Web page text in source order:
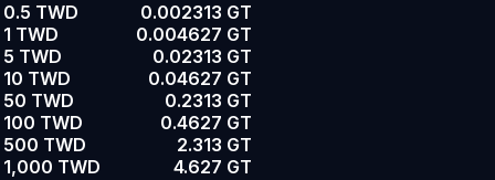
0.5 TWD
0.002313 GT
1 TWD
0.004627 GT
5 TWD
0.02313 GT
10 TWD
0.04627 GT
50 TWD
0.2313 GT
100 TWD
0.4627 GT
500 TWD
2.313 GT
1,000 TWD
4.627 GT